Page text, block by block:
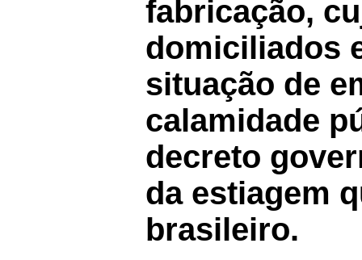
fabricação,
domiciliados
situação de
calamidade
decreto
da estiagem
brasileiro.